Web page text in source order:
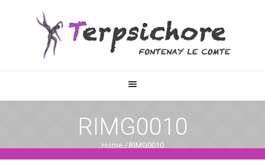
RIMG0010
Home / RIMG0010